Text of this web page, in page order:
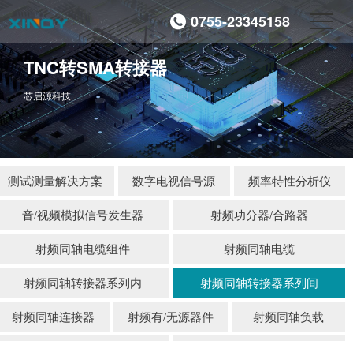
0755-23345158
TNC转SMA转接器
芯启源科技
测试测量解决方案 数字电视信号源 频率特性分析仪
音/视频模拟信号发生器 射频功分器/合路器
射频同轴电缆组件 射频同轴电缆
射频同轴转接器系列内 射频同轴转接器系列间
射频同轴连接器 射频有/无源器件 射频同轴负载